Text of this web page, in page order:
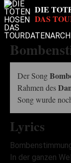
Der Song
Rahmen des
Song wurde
Lyrics
In der ganzen